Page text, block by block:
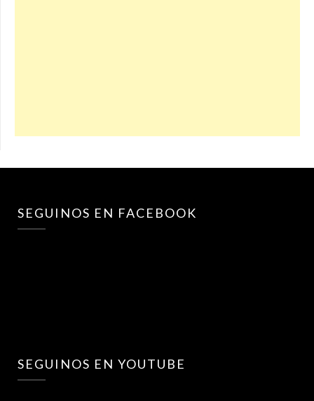
SEGUINOS EN FACEBOOK
SEGUINOS EN YOUTUBE